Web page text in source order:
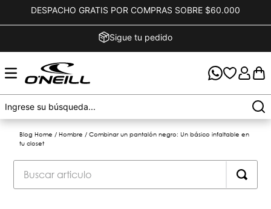
DESPACHO GRATIS POR COMPRAS SOBRE $60.000
Sigue tu pedido
Blog Home /Hombre /Combinar un pantalón negro: Un básico infaltable en
tu closet